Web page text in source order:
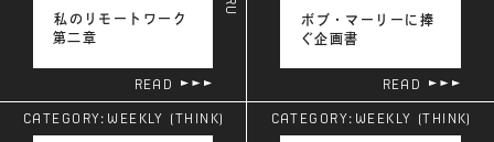
私のリモートワーク
第二章
READ
ボブ・マーリーに捧
ぐ企画書
READ
CATEGORY: WEEKLY (THINK) CATEGORY: WEEKLY (THINK)